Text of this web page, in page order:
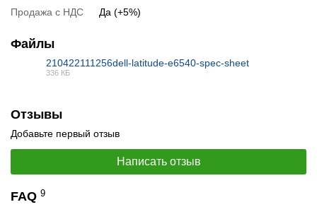
Тестирование видеокарты:
Видеообзоры
Продажа с НДС Да (+5%)
Файлы
210422111256dell-latitude-e6540-spec-sheet
336 КБ
Отзывы
Добавьте первый отзыв
Написать отзыв
FAQ 9